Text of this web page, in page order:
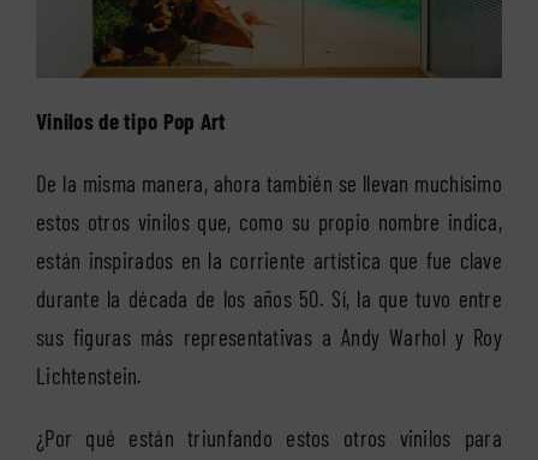
Vinilos de tipo Pop Art
De la misma manera, ahora también se llevan muchísimo
estos otros vinilos que, como su propio nombre indica,
están inspirados en la corriente artística que fue clave
durante la década de los años 50. Sí, la que tuvo entre
sus figuras más representativas a Andy Warhol y Roy
Lichtenstein.
¿Por qué están triunfando estos otros vinilos para